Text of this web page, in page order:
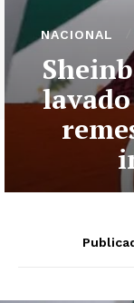
NACIONAL